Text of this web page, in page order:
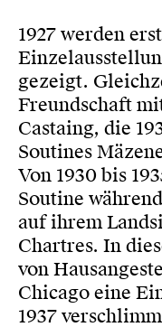
1927 werden
gezeigt.
Freundschaft
Castaing, die
Soutines
Von 1930 bis
Soutine
auf ihrem
Chartres. In
von
Chicago eine
1937